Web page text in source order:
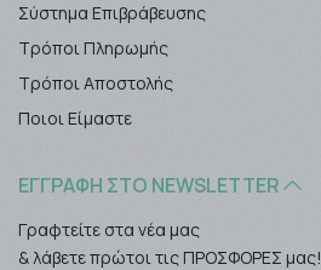
Σύστημα Επιβράβευσης
Τρόποι Πληρωμής
Τρόποι Αποστολής
Ποιοι Είμαστε
ΕΓΓΡΑΦΉ ΣΤΟ NEWSLETTER
Γραφτείτε στα νέα μας
& λάβετε πρώτοι τις ΠΡΟΣΦΟΡΕΣ μας!